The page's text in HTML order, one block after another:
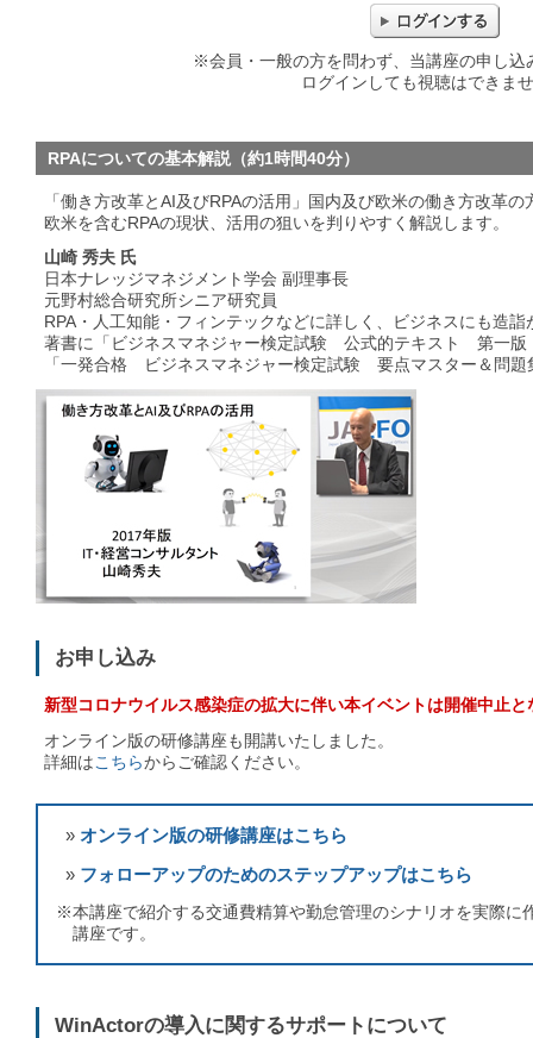
※会員・一般の方を問わず、当講座の申し込
ログインしても視聴はできま
RPAについての基本解説（約1時間40分）
「働き方改革とAI及びRPAの活用」国内及び欧米の働き方改革の
欧米を含むRPAの現状、活用の狙いを判りやすく解説します。
山崎 秀夫 氏
日本ナレッジマネジメント学会 副理事長
元野村総合研究所シニア研究員
RPA・人工知能・フィンテックなどに詳しく、ビジネスにも造詣
著書に「ビジネスマネジャー検定試験 公式的テキスト 第一版
「一発合格 ビジネスマネジャー検定試験 要点マスター＆問題
お申し込み
新型コロナウイルス感染症の拡大に伴い本イベントは開催中止と
オンライン版の研修講座も開講いたしました。
詳細はこちらからご確認ください。
» オンライン版の研修講座はこちら
» フォローアップのためのステップアップはこちら
※本講座で紹介する交通費精算や勤怠管理のシナリオを実際に
講座です。
WinActorの導入に関するサポートについて